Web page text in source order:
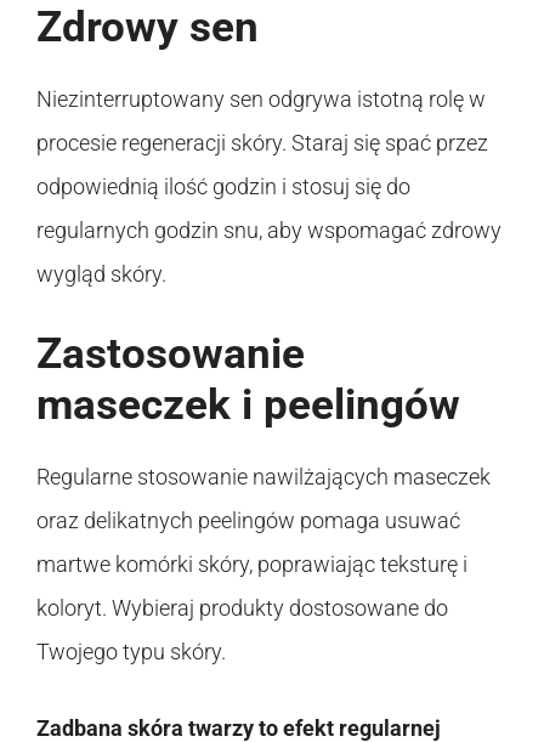
Zdrowy sen
Niezinterruptowany sen odgrywa istotną rolę w
procesie regeneracji skóry. Staraj się spać przez
odpowiednią ilość godzin i stosuj się do
regularnych godzin snu, aby wspomagać zdrowy
wygląd skóry.
Zastosowanie
maseczek i peelingów
Regularne stosowanie nawilżających maseczek
oraz delikatnych peelingów pomaga usuwać
martwe komórki skóry, poprawiając teksturę i
koloryt. Wybieraj produkty dostosowane do
Twojego typu skóry.
Zadbana skóra twarzy to efekt regularnej